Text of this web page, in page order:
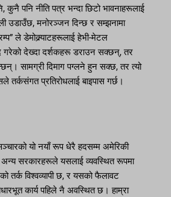
कुनै पनि नीति पत्र भन्दा छिटो भावनाहरूलाई
उडाउँछ, मनोरञ्जन दिन्छ र सम्झनामा
ले डेमोक्र्याटहरूलाई हेभी-मेटल
गरेको देख्दा दर्शकहरू डराउन सक्छन्, तर
सामग्री दिमाग पग्लने हुन सक्छ, तर त्यो
तर्कसंगत प्रतिरोधलाई बाइपास गर्छ।
यो नयाँ रूप धेरै हदसम्म अमेरिकी
सरकारहरूले यसलाई व्यवस्थित रूपमा
तर्क विश्वव्यापी छ, र यसको फैलावट
कार्य पहिले नै अवस्थित छ। हाम्रा